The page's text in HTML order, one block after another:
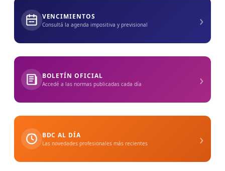
VENCIMIENTOS
Consultá la agenda impositiva y previsional ›
BOLETÍN OFICIAL
Accedé a las normas publicadas cada día ›
BDC AL DÍA
Las novedades profesionales más recientes ›